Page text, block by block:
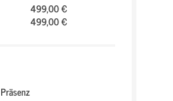
499,00 €
499,00 €
Präsenz